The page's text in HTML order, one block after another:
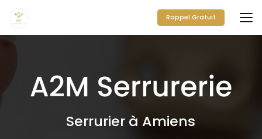
contenu
principal
Rappel Gratuit
Serrurier à Amiens